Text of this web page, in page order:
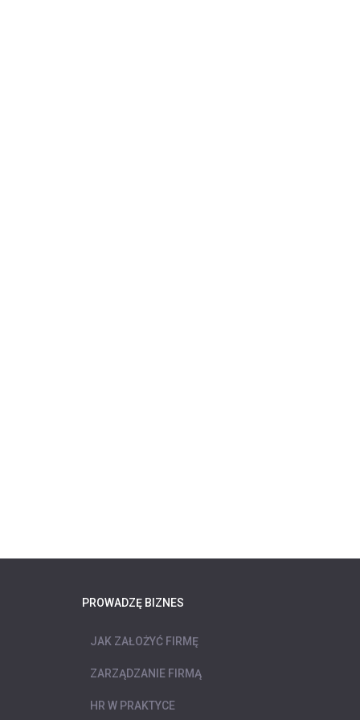
PROWADZĘ BIZNES
JAK ZAŁOŻYĆ FIRMĘ
ZARZĄDZANIE FIRMĄ
HR W PRAKTYCE